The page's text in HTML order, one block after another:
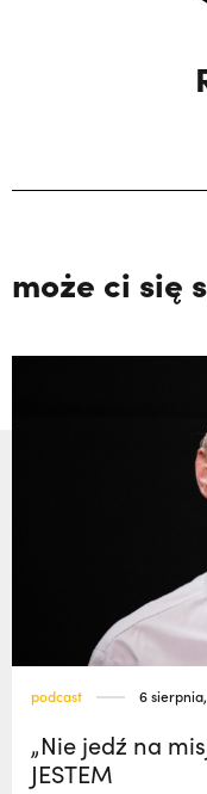
może ci się
podcast 6
„Nie jedź na
JESTEM